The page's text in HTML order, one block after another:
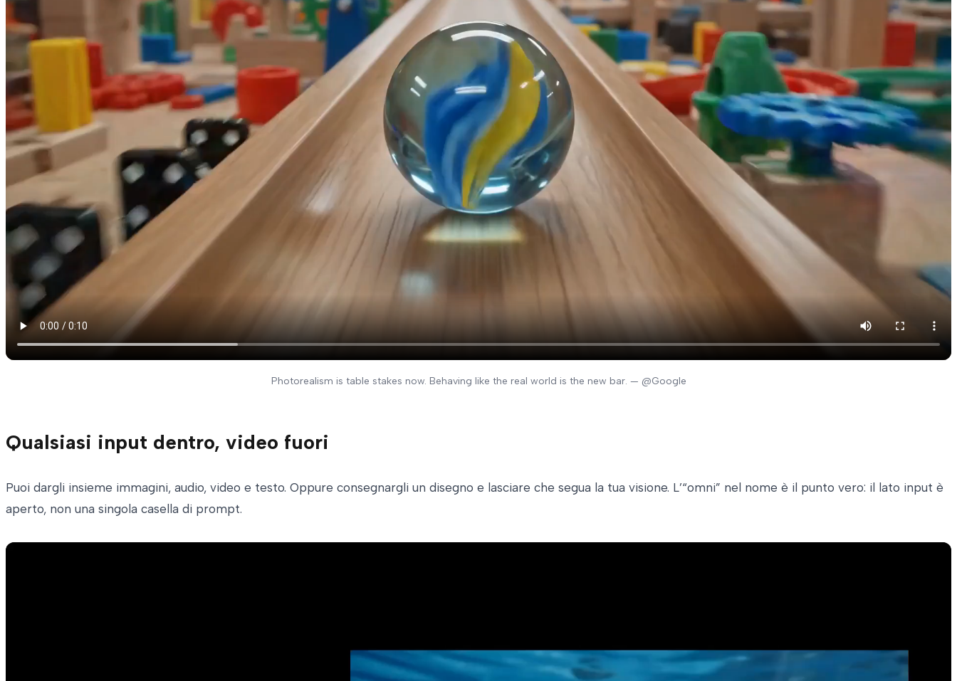
Photorealism is table stakes now. Behaving like the real world is the new bar. — @Google
Qualsiasi input dentro, video fuori
Puoi dargli insieme immagini, audio, video e testo. Oppure consegnargli un disegno e lasciare che segua la tua visione. L’“omni” nel nome è il punto vero: il lato input è
aperto, non una singola casella di prompt.